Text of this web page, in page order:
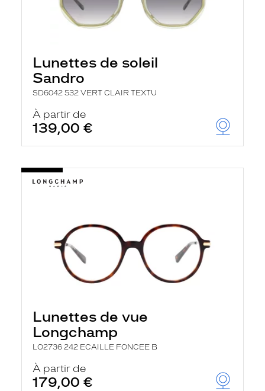
Lunettes de soleil
Sandro
SD6042 532 VERT CLAIR TEXTU
À partir de
139,00 €
Lunettes de vue
Longchamp
LO2736 242 ECAILLE FONCEE B
À partir de
179,00 €